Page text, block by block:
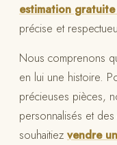
estimation
précise et
Nous comprenons
en lui une histoire.
précieuses pièces,
personnalisés et
souhaitiez vendre